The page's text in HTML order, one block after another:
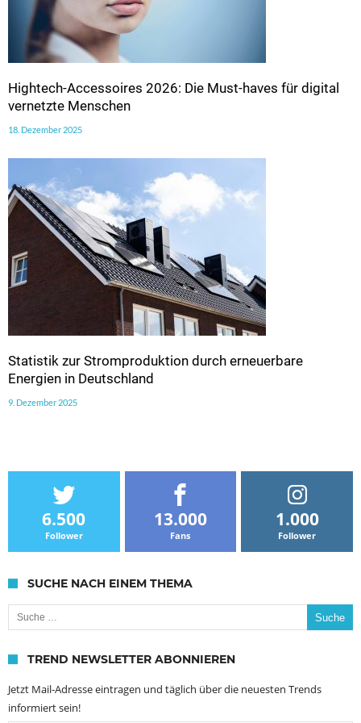
Hightech-Accessoires 2026: Die Must-haves für digital
vernetzte Menschen
18. Dezember 2025
Statistik zur Stromproduktion durch erneuerbare
Energien in Deutschland
9. Dezember 2025
6.500
Follower
13.000
Fans
1.000
Follower
SUCHE NACH EINEM THEMA
Suche nach:
TREND NEWSLETTER ABONNIEREN
Jetzt Mail-Adresse eintragen und täglich über die neuesten Trends
informiert sein!